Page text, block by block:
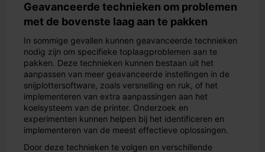
Geavanceerde technieken om problemen
met de bovenste laag aan te pakken
In sommige gevallen kunnen geavanceerde technieken
nodig zijn om specifieke toplaagproblemen aan te
pakken. Deze technieken kunnen bestaan uit het
aanpassen van meer geavanceerde instellingen in de
snijplottersoftware, zoals versnelling en ruk, of het
implementeren van extra aanpassingen aan het
koelsysteem van de printer. Onderzoek en
experimenten kunnen helpen bij het identificeren en
implementeren van de meest effectieve oplossingen.
Door deze technieken te volgen en verschillende